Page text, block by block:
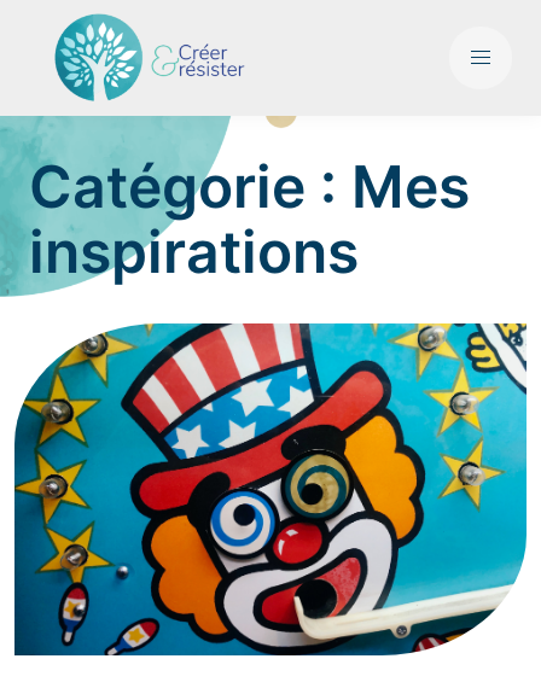
Catégorie : Mes
inspirations